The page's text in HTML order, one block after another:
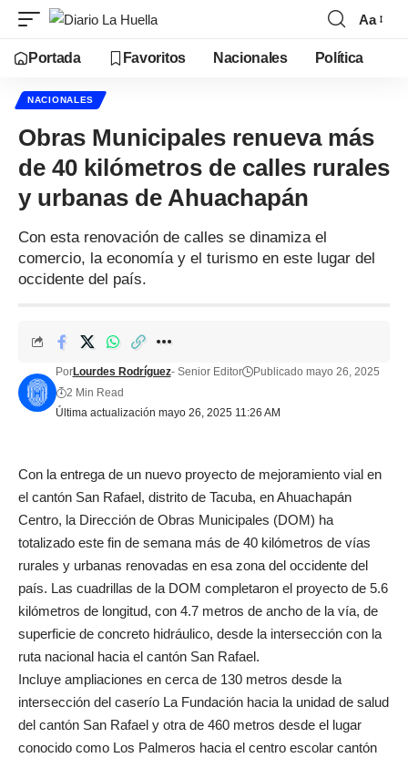
Aa
Portada Favoritos Nacionales Política
NACIONALES
Obras Municipales renueva más
de 40 kilómetros de calles rurales
y urbanas de Ahuachapán
Con esta renovación de calles se dinamiza el
comercio, la economía y el turismo en este lugar del
occidente del país.
Última actualización mayo 26, 2025 11:26 AM
PorLourdes Rodríguez- Senior Editor
Publicado mayo 26, 2025
2 Min Read
Con la entrega de un nuevo proyecto de mejoramiento vial en
el cantón San Rafael, distrito de Tacuba, en Ahuachapán
Centro, la Dirección de Obras Municipales (DOM) ha
totalizado este fin de semana más de 40 kilómetros de vías
rurales y urbanas renovadas en esa zona del occidente del
país. Las cuadrillas de la DOM completaron el proyecto de 5.6
kilómetros de longitud, con 4.7 metros de ancho de la vía, de
superficie de concreto hidráulico, desde la intersección con la
ruta nacional hacia el cantón San Rafael.
Incluye ampliaciones en cerca de 130 metros desde la
intersección del caserío La Fundación hacia la unidad de salud
del cantón San Rafael y otra de 460 metros desde el lugar
conocido como Los Palmeros hacia el centro escolar cantón